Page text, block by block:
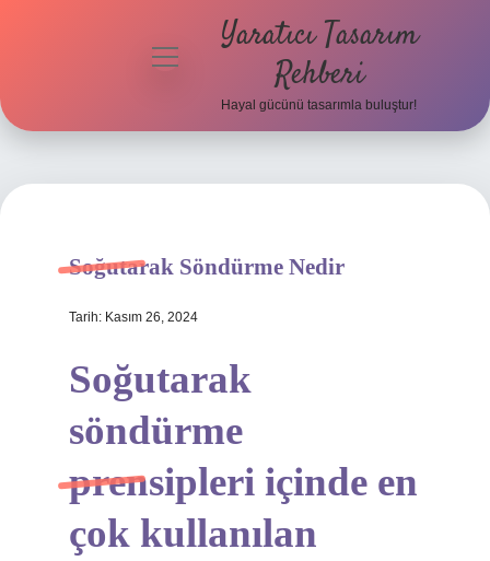
menüyü
Yaratıcı Tasarım
Rehberi
Hayal gücünü tasarımla buluştur!
Soğutarak Söndürme Nedir
Tarih: Kasım 26, 2024
Soğutarak
söndürme
prensipleri içinde en
çok kullanılan